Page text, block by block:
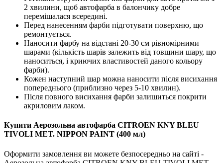
2 хвилини, щоб автофарба в балончику добре
перемішалася всередині.
Перед нанесенням фарби підготувати поверхню, що
ремонтується.
Наносити фарбу на відстані 20-30 см рівномірними
шарами (кількість шарів залежить від товщини шару, що
наноситься, і криючих властивостей даного кольору
фарби).
Кожен наступний шар можна наносити після висихання
попереднього (приблизно через 5-10 хвилин).
Після повного висихання фарби залишиться покрити
акриловим лаком.
Купити Аерозольна автофарба CITROEN KNY BLEU
TIVOLI MET. NIPPON PAINT (400 мл)
Оформити замовлення ви можете безпосередньо на сайті -